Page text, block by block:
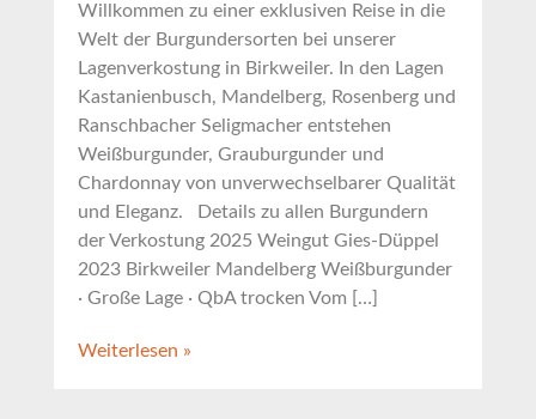
Willkommen zu einer exklusiven Reise in die
Welt der Burgundersorten bei unserer
Lagenverkostung in Birkweiler. In den Lagen
Kastanienbusch, Mandelberg, Rosenberg und
Ranschbacher Seligmacher entstehen
Weißburgunder, Grauburgunder und
Chardonnay von unverwechselbarer Qualität
und Eleganz. Details zu allen Burgundern
der Verkostung 2025 Weingut Gies-Düppel
2023 Birkweiler Mandelberg Weißburgunder
· Große Lage · QbA trocken Vom […]
Weiterlesen »